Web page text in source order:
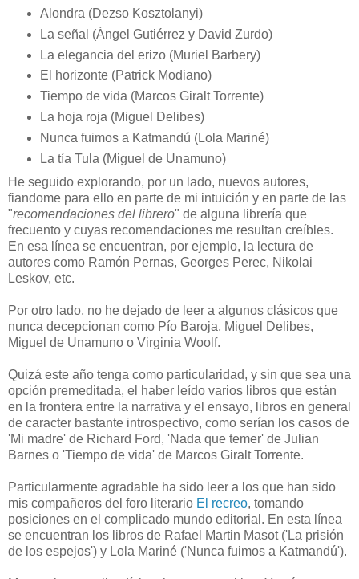
Alondra (Dezso Kosztolanyi)
La señal (Ángel Gutiérrez y David Zurdo)
La elegancia del erizo (Muriel Barbery)
El horizonte (Patrick Modiano)
Tiempo de vida (Marcos Giralt Torrente)
La hoja roja (Miguel Delibes)
Nunca fuimos a Katmandú (Lola Mariné)
La tía Tula (Miguel de Unamuno)
He seguido explorando, por un lado, nuevos autores,
fiandome para ello en parte de mi intuición y en parte de las
"recomendaciones del librero" de alguna librería que
frecuento y cuyas recomendaciones me resultan creíbles.
En esa línea se encuentran, por ejemplo, la lectura de
autores como Ramón Pernas, Georges Perec, Nikolai
Leskov, etc.
Por otro lado, no he dejado de leer a algunos clásicos que
nunca decepcionan como Pío Baroja, Miguel Delibes,
Miguel de Unamuno o Virginia Woolf.
Quizá este año tenga como particularidad, y sin que sea una
opción premeditada, el haber leído varios libros que están
en la frontera entre la narrativa y el ensayo, libros en general
de caracter bastante introspectivo, como serían los casos de
'Mi madre' de Richard Ford, 'Nada que temer' de Julian
Barnes o 'Tiempo de vida' de Marcos Giralt Torrente.
Particularmente agradable ha sido leer a los que han sido
mis compañeros del foro literario El recreo, tomando
posiciones en el complicado mundo editorial. En esta línea
se encuentran los libros de Rafael Martin Masot ('La prisión
de los espejos') y Lola Mariné ('Nunca fuimos a Katmandú').